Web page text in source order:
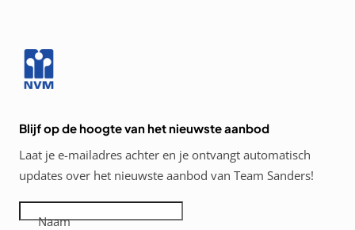
Blijf op de hoogte van het nieuwste aanbod
Laat je e-mailadres achter en je ontvangt automatisch
updates over het nieuwste aanbod van Team Sanders!
Naam